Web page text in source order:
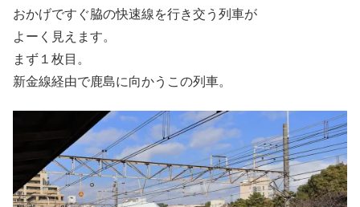
おかげですぐ脇の快速線を行き交う列車が
よーく見えます。
まず１枚目。
新金線経由で鹿島に向かうこの列車。